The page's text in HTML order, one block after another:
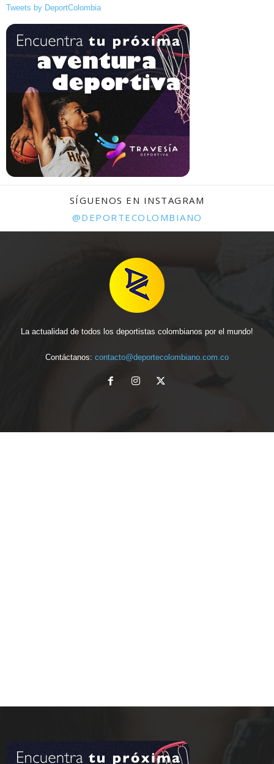
Tweets by DeportColombia
SÍGUENOS EN INSTAGRAM
@DEPORTECOLOMBIANO
La actualidad de todos los deportistas colombianos por el mundo!
Contáctanos: contacto@deportecolombiano.com.co